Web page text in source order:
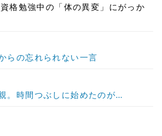
格勉強中の「体の異変」にがっか
らの忘れられない一言
。時間つぶしに始めたのが…